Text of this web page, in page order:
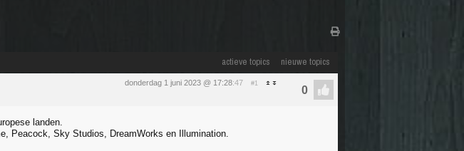
actieve topics nieuwe topics
donderdag 1 juni 2023 @ 17:28:47 #1
landen.
Peacock, Sky Studios, DreamWorks en Illumination.